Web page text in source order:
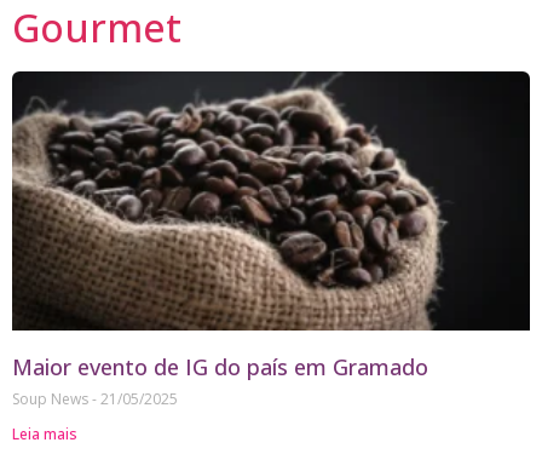
Gourmet
Maior evento de IG do país em Gramado
Soup News 21/05/2025
Leia mais